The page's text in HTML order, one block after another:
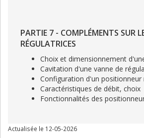
PARTIE 7 - COMPLÉMENTS SUR
RÉGULATRICES
Choix et dimensionnement
Cavitation d'une vanne de
Configuration d'un positionneur
Caractéristiques de débit, choix
Fonctionnalités des
Actualisée le 12-05-2026